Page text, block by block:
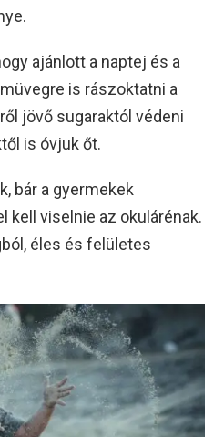
ajánlott a naptej és a
is rászoktatni a
jövő sugaraktól védeni
is óvjuk őt.
bár a gyermekek
kell viselnie az okulárénak.
éles és felületes